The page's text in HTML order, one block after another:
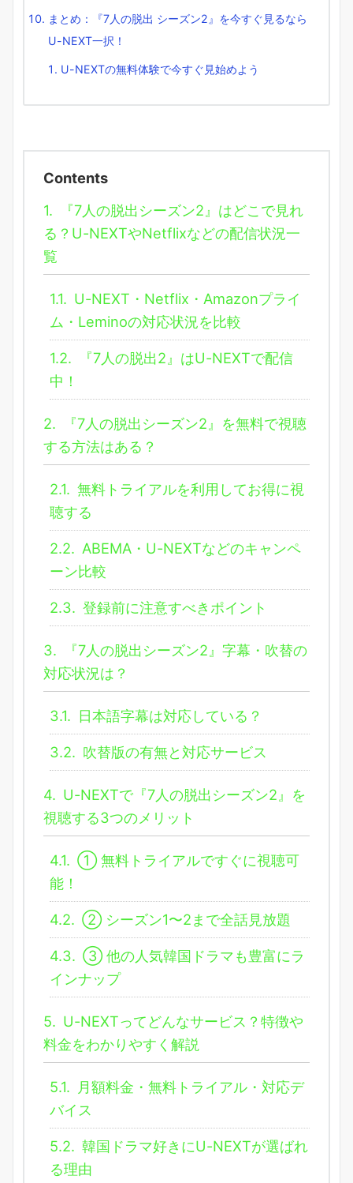
まとめ：『7人の脱出 シーズン2』を今すぐ見るなら
U-NEXT一択！
U-NEXTの無料体験で今すぐ見始めよう
Contents
1.
『7人の脱出シーズン2』はどこで見れ
る？U-NEXTやNetflixなどの配信状況一
覧
1.1. U-NEXT・Netflix・Amazonプライ
ム・Leminoの対応状況を比較
1.2.
『7人の脱出2』はU-NEXTで配信
中！
2.
『7人の脱出シーズン2』を無料で視聴
する方法はある？
2.1. 無料トライアルを利用してお得に視
聴する
2.2. ABEMA・U-NEXTなどのキャンペ
ーン比較
2.3. 登録前に注意すべきポイント
3.
『7人の脱出シーズン2』字幕・吹替の
対応状況は？
3.1. 日本語字幕は対応している？
3.2. 吹替版の有無と対応サービス
4. U-NEXTで『7人の脱出シーズン2』を
視聴する3つのメリット
4.1. ① 無料トライアルですぐに視聴可
能！
4.2. ② シーズン1〜2まで全話見放題
4.3. ③ 他の人気韓国ドラマも豊富にラ
インナップ
5. U-NEXTってどんなサービス？特徴や
料金をわかりやすく解説
5.1.
月額料金・無料トライアル・対応デ
バイス
5.2. 韓国ドラマ好きにU-NEXTが選ばれ
る理由